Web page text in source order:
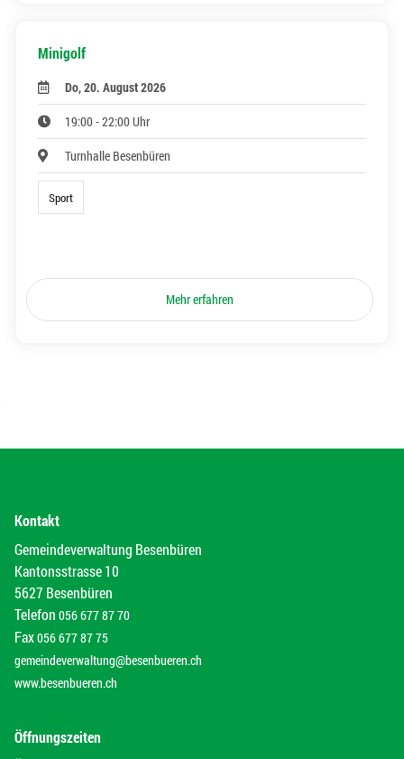
Minigolf
Do, 20. August 2026
19:00 - 22:00 Uhr
Turnhalle Besenbüren
Sport
Mehr erfahren
Kontakt
Gemeindeverwaltung Besenbüren
Kantonsstrasse 10
5627 Besenbüren
Telefon 056 677 87 70
Fax056 677 87 75
gemeindeverwaltung@besenbueren.ch
www.besenbueren.ch
Öffnungszeiten